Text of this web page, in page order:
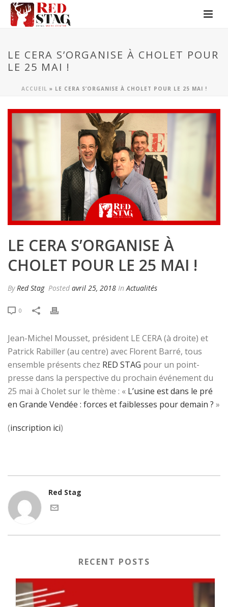
LE CERA S’ORGANISE À CHOLET POUR
LE 25 MAI !
ACCUEIL » LE CERA S’ORGANISE À CHOLET POUR LE 25 MAI !
LE CERA S’ORGANISE À
CHOLET POUR LE 25 MAI !
By Red Stag Posted avril 25, 2018 In Actualités
0
Jean-Michel Mousset, président LE CERA (à droite) et
Patrick Rabiller (au centre) avec Florent Barré, tous
ensemble présents chez RED STAG pour un point-
presse dans la perspective du prochain événement du
25 mai à Cholet sur le thème : « L’usine est dans le pré
en Grande Vendée : forces et faiblesses pour demain ? »
(inscription ici)
Red Stag
RECENT POSTS